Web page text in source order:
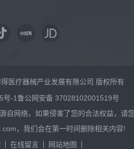
医疗器械产业发展有限公司 版权所有
号-1 鲁公网安备 37028102001519号
自网络，如果侵害了您的合法权益，请
，我们会在第一时间删除相关内容!
在线留言 网站地图